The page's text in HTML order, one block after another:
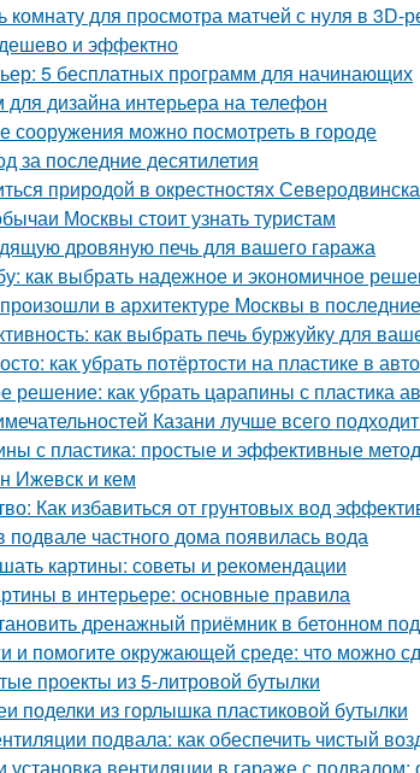
комнату для просмотра матчей с нуля в 3D-
и эффектно
5 бесплатных программ для начинающих
дизайна интерьера на телефон
сооружения можно посмотреть в городе
за последние десятилетия
природой в окрестностях Северодвинска
Москвы стоит узнать туристам
дровяную печь для вашего гаража
как выбрать надежное и экономичное
в архитектуре Москвы в
как выбрать печь буржуйку для
как убрать потёртости на пластике в
решение: как убрать царапины с пластика
Казани лучше всего
с пластика: простые и эффективные
Ижевск и кем
Как избавиться от грунтовых вод
подвале частного дома появилась вода
картины: советы и рекомендации
в интерьере: основные правила
дренажный приёмник в бетонном
и помогите окружающей среде: что можно
проекты из 5-литровой бутылки
поделки из горлышка пластиковой бутылки
подвала: как обеспечить чистый